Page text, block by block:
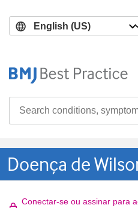
main
search
Doença de
Conectar-se ou assinar para